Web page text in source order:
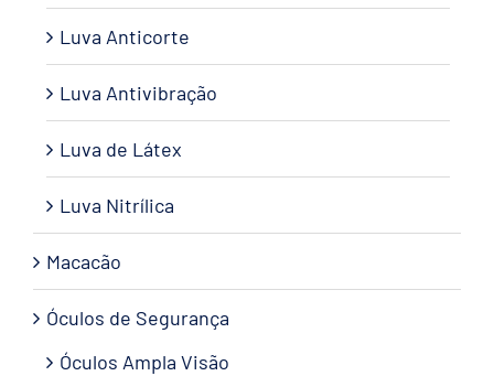
Luva Anticorte
Luva Antivibração
Luva de Látex
Luva Nitrílica
Macacão
Óculos de Segurança
Óculos Ampla Visão